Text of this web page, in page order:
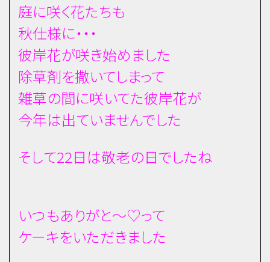
庭に咲く花たちも
秋仕様に・・・
彼岸花が咲き始めました
除草剤を撒いてしまって
雑草の間に咲いてた彼岸花が
今年は出ていませんでした
そして22日は敬老の日でしたね
いつもありがと～♡って
ケーキをいただきました